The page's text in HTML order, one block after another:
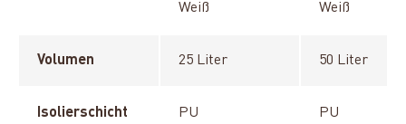
Weiß
Weiß
Volumen 25 Liter 50 Liter
Isolierschicht
PU
PU